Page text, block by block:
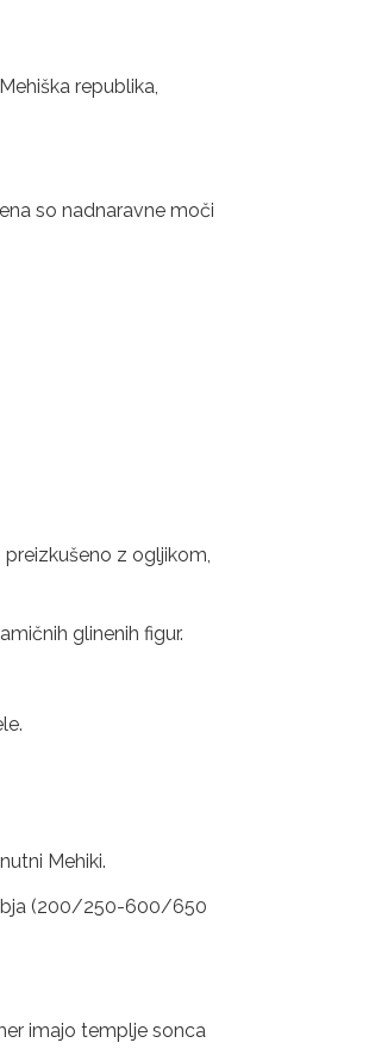
republika,
so nadnaravne moči
z ogljikom,
glinenih figur.
Mehiki.
(200/250-600/650
imajo templje sonca